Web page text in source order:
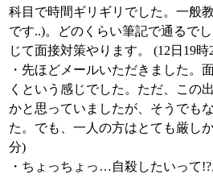
科目で時間ギリギリでした。一般
です..)。どのくらい筆記で通るで
じて面接対策やります。 (12日19時
・先ほどメールいただきました。
くという感じでした。ただ、この
かと思っていましたが、そうでも
た。でも、一人の方はとても厳し
分)
・ちょっちょっ…自殺したいって